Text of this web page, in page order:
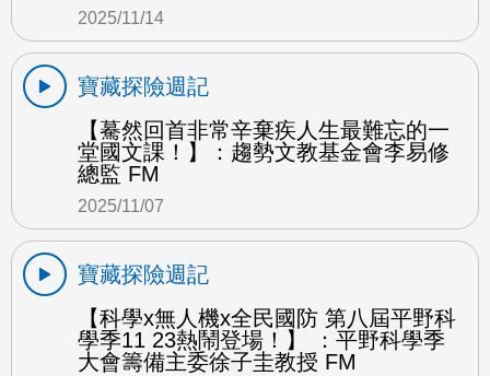
2025/11/14
寶藏探險週記
【驀然回首非常辛棄疾人生最難忘的一
堂國文課！】：趨勢文教基金會李易修
總監 FM
2025/11/07
寶藏探險週記
【科學x無人機x全民國防 第八屆平野科
學季11 23熱鬧登場！】 ：平野科學季
大會籌備主委徐子圭教授 FM